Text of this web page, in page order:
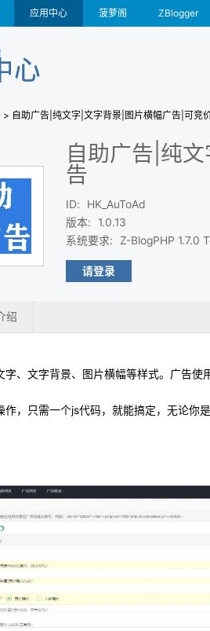
应用中心 菠萝阁 ZBlogger
> 自助广告|纯文字|文字背景|图片横幅广告|可竞
自助广告|纯
告
ID:
HK_AuToAd
版本:
1.0.13
系统要求: Z-BlogPHP 1.7.0
请登录
绍
字、文字背景、图片横幅等样式。广告
作，只需一个js代码，就能搞定，无论你